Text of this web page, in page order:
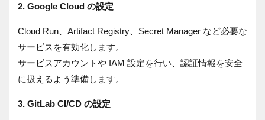
2. Google Cloud の設定
Cloud Run、Artifact Registry、Secret Manager など必要な
サービスを有効化します。
サービスアカウントや IAM 設定を行い、認証情報を安全
に扱えるよう準備します。
3. GitLab CI/CD の設定